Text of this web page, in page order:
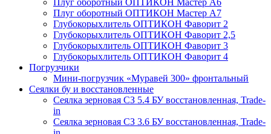
Плуг оборотный ОПТИКОН Мастер А6
Плуг оборотный ОПТИКОН Мастер А7
Глубокорыхлитель ОПТИКОН Фаворит 2
Глубокорыхлитель ОПТИКОН Фаворит 2,5
Глубокорыхлитель ОПТИКОН Фаворит 3
Глубокорыхлитель ОПТИКОН Фаворит 4
Погрузчики
Мини-погрузчик «Муравей 300» фронтальный
Сеялки бу и восстановленные
Сеялка зерновая СЗ 5.4 БУ восстановленная, Trade-
in
Сеялка зерновая СЗ 3.6 БУ восстановленная, Trade-